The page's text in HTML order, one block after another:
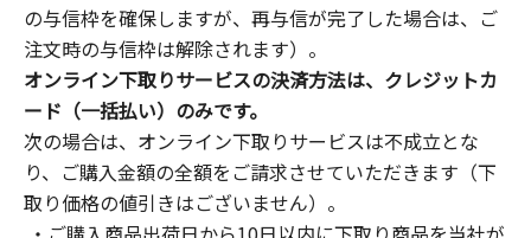
の与信枠を確保しますが、再与信が完了した場合は、ご
注文時の与信枠は解除されます）。
オンライン下取りサービスの決済方法は、クレジットカ
ード（一括払い）のみです。
次の場合は、オンライン下取りサービスは不成立とな
り、ご購入金額の全額をご請求させていただきます（下
取り価格の値引きはございません）。